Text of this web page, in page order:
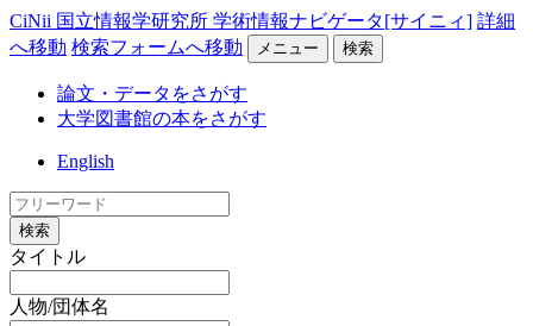
CiNii 国立情報学研究所 学術情報ナビゲータ[サイニィ] 詳細
へ移動 検索フォームへ移動 メニュー 検索
論文・データをさがす
大学図書館の本をさがす
English
検索
タイトル
人物/団体名